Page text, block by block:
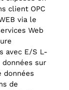
client OPC
via le
Web
avec E/S L-
sur
données
de